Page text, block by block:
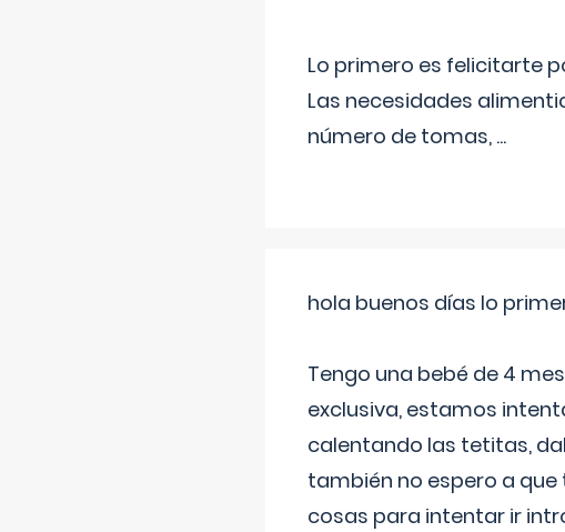
Lo primero es felicitarte
Las necesidades
número de tomas, ...
hola buenos días lo
Tengo una bebé de 4
exclusiva, estamos
calentando las tetitas,
también no espero a
cosas para intentar ir